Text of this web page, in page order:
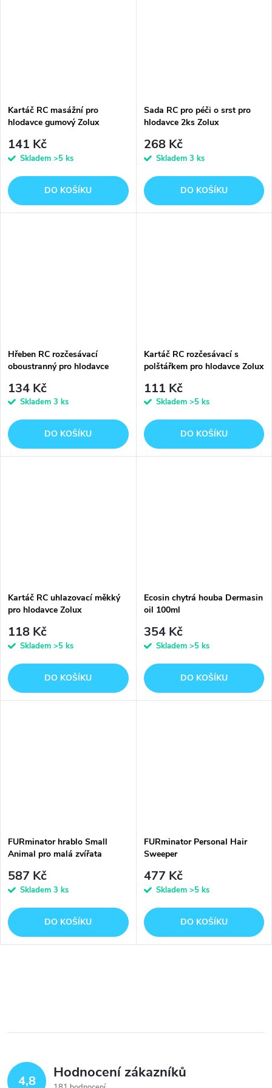
Kartáč RC masážní pro
hlodavce gumový Zolux
141 Kč
Skladem >5 ks
DO KOŠÍKU
Sada RC pro péči o srst pro
hlodavce 2ks Zolux
268 Kč
Skladem 3 ks
DO KOŠÍKU
Hřeben RC rozčesávací
oboustranný pro hlodavce
134 Kč
Skladem 3 ks
DO KOŠÍKU
Kartáč RC rozčesávací s
polštářkem pro hlodavce Zolux
111 Kč
Skladem >5 ks
DO KOŠÍKU
Kartáč RC uhlazovací měkký
pro hlodavce Zolux
118 Kč
Skladem >5 ks
DO KOŠÍKU
Ecosin chytrá houba Dermasin
oil 100ml
354 Kč
Skladem >5 ks
DO KOŠÍKU
FURminator hrablo Small
Animal pro malá zvířata
587 Kč
Skladem 3 ks
DO KOŠÍKU
FURminator Personal Hair
Sweeper
477 Kč
Skladem >5 ks
DO KOŠÍKU
l
d 4,8 Hodnocení zákazníků